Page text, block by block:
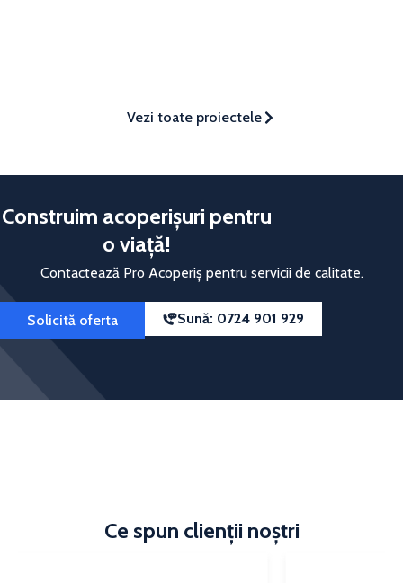
Vezi toate proiectele
Construim acoperișuri pentru
o viață!
Contactează Pro Acoperiș pentru servicii de calitate.
Solicită oferta Sună: 0724 901 929
Ce spun clienții noștri